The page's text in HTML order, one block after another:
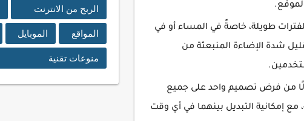
طويلة، خاصةً في المساء أو في
شدة الإضاءة المنبعثة من
من فرض تصميم واحد على جميع
مع إمكانية التبديل بينهما في أي وقت
الربح من الانترنت
المواقع الموبايل
منوعات تقنية